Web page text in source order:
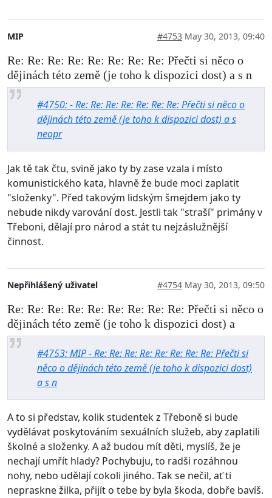
MIP #4753 May 30, 2013, 09:40
Re: Re: Re: Re: Re: Re: Re: Re: Přečti si něco o
dějinách této země (je toho k dispozici dost) a s n
#4750: - Re: Re: Re: Re: Re: Re: Re: Přečti si něco o
dějinách této země (je toho k dispozici dost) a s
neopr
Jak tě tak čtu, svině jako ty by zase vzala i místo
komunistického kata, hlavně že bude moci zaplatit
"složenky". Před takovým lidským šmejdem jako ty
nebude nikdy varování dost. Jestli tak "straší" primány v
Třeboni, dělají pro národ a stát tu nejzáslužnější
činnost.
Nepřihlášený uživatel #4754 May 30, 2013, 09:50
Re: Re: Re: Re: Re: Re: Re: Re: Re: Přečti si něco o
dějinách této země (je toho k dispozici dost) a
#4753: MIP - Re: Re: Re: Re: Re: Re: Re: Re: Přečti si
něco o dějinách této země (je toho k dispozici dost)
a s n
A to si představ, kolik studentek z Třeboně si bude
vydělávat poskytováním sexuálních služeb, aby zaplatili
školné a složenky. A až budou mít děti, myslíš, že je
nechají umřít hlady? Pochybuju, to radši rozáhnou
nohy, nebo udělají cokoli jiného. Tak se nečil, ať ti
nepraskne žilka, přijít o tebe by byla škoda, dobře bavíš.